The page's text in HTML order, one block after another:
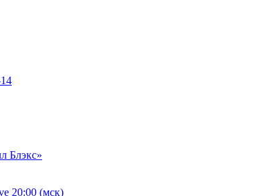
Блэкс»
20:00 (мск)